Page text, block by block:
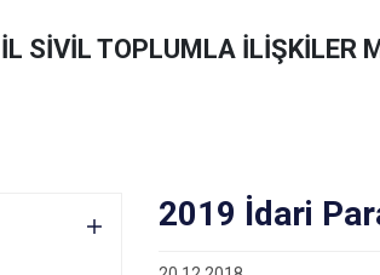
SİVİL TOPLUMLA İLİŞKİLER
2019 İdari